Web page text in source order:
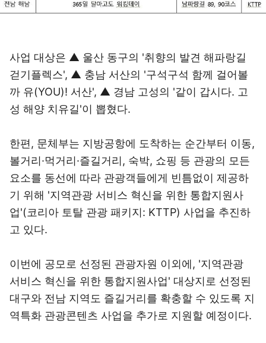
사업 대상은 ▲ 울산 동구의 '취향의 발견 해파랑길
걷기플렉스', ▲ 충남 서산의 '구석구석 함께 걸어볼
까 유(YOU)! 서산', ▲ 경남 고성의 '같이 갑시다. 고
성 해양 치유길'이 뽑혔다.
한편, 문체부는 지방공항에 도착하는 순간부터 이동,
볼거리·먹거리·즐길거리, 숙박, 쇼핑 등 관광의 모든
요소를 동선에 따라 관광객들에게 빈틈없이 제공하
기 위해 '지역관광 서비스 혁신을 위한 통합지원사
업'(코리아 토탈 관광 패키지: KTTP) 사업을 추진하
고 있다.
이번에 공모로 선정된 관광자원 이외에, '지역관광
서비스 혁신을 위한 통합지원사업' 대상지로 선정된
대구와 전남 지역도 즐길거리를 확충할 수 있도록 지
역특화 관광콘텐츠 사업을 추가로 지원할 예정이다.